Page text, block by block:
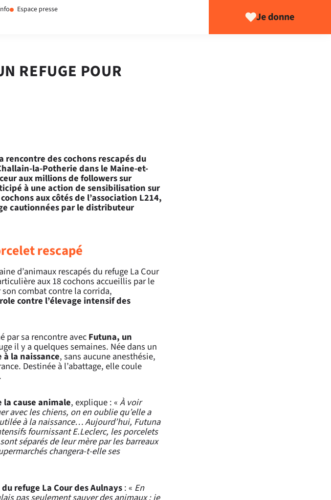
Espace presse
Je donne
REFUGE POUR
des cochons rescapés du
la-Potherie dans le Maine-et-
aux millions de followers sur
à une action de sensibilisation sur
aux côtés de l’association L214,
cautionnées par le distributeur
rescapé
d’animaux rescapés du refuge La Cour
aux 18 cochons accueillis par le
combat contre la corrida,
contre l’élevage intensif des
par sa rencontre avecFutuna, un
il y a quelques semaines. Née dans un
à la naissance, sans aucune anesthésie,
Destinée à l’abattage, elle coule
cause animale, explique : «À voir
avec les chiens, on en oublie qu’elle a
à la naissance… Aujourd’hui, Futuna
fournissant E.Leclerc, les porcelets
séparés de leur mère par les barreaux
changera-t-elle ses
refuge La Cour des Aulnays: « En
pas seulement sauver des animaux : je